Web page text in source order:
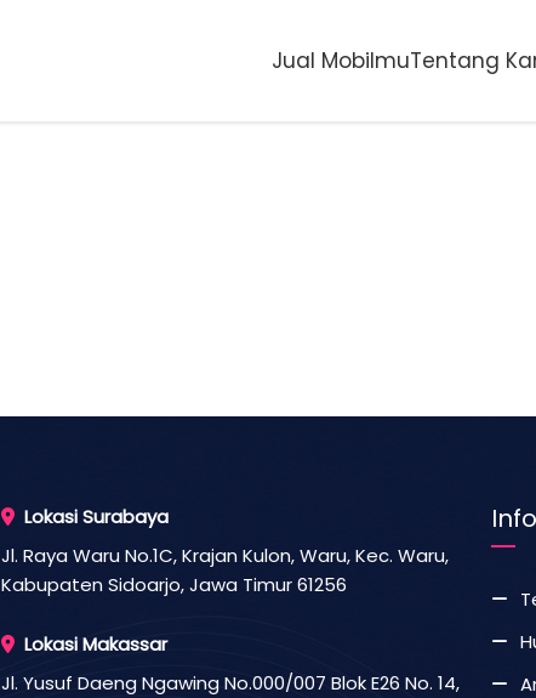
Jual MobilmuTentang
Lokasi Surabaya
Jl. Raya Waru No.1C, Krajan Kulon, Waru, Kec. Waru,
Kabupaten Sidoarjo, Jawa Timur 61256
Lokasi Makassar
Jl. Yusuf Daeng Ngawing No.000/007 Blok E26 No. 14,